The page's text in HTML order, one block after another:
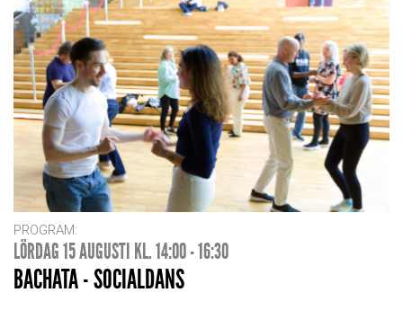
PROGRAM:
LÖRDAG 15 AUGUSTI KL. 14:00 - 16:30
BACHATA - SOCIALDANS